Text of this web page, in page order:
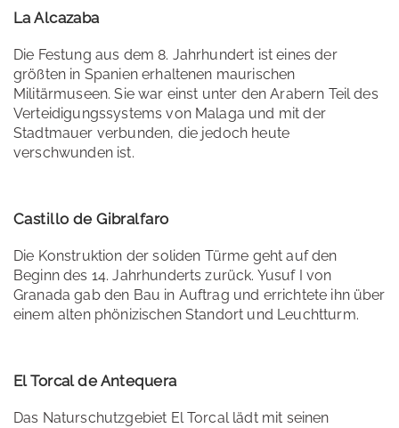
La Alcazaba
Die Festung aus dem 8. Jahrhundert ist eines der
größten in Spanien erhaltenen maurischen
Militärmuseen. Sie war einst unter den Arabern Teil des
Verteidigungssystems von Malaga und mit der
Stadtmauer verbunden, die jedoch heute
verschwunden ist.
Castillo de Gibralfaro
Die Konstruktion der soliden Türme geht auf den
Beginn des 14. Jahrhunderts zurück. Yusuf I von
Granada gab den Bau in Auftrag und errichtete ihn über
einem alten phönizischen Standort und Leuchtturm.
El Torcal de Antequera
Das Naturschutzgebiet El Torcal lädt mit seinen